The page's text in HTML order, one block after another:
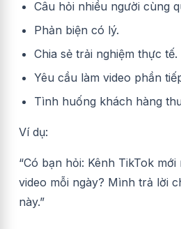
Câu hỏi nhiều người cùng
Phản biện có lý.
Chia sẻ trải nghiệm thực tế.
Yêu cầu làm video phần
Tình huống khách hàng
Ví dụ:
“Có bạn hỏi: Kênh TikTok
video mỗi ngày? Mình trả lời
này.”